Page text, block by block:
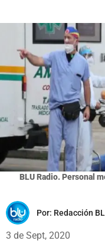
BLU Radio. Personal
Por: Redacción
3 de Sept, 2020